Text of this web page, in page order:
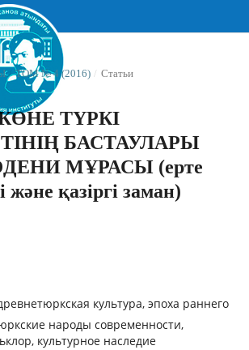
/ ТОМ № 4 (2016) / Статьи
ТҮРКІ
БАСТАУЛАРЫ
МҰРАСЫ (ерте
және қазіргі заман)
культура, эпоха раннего
народы современности,
культурное наследие